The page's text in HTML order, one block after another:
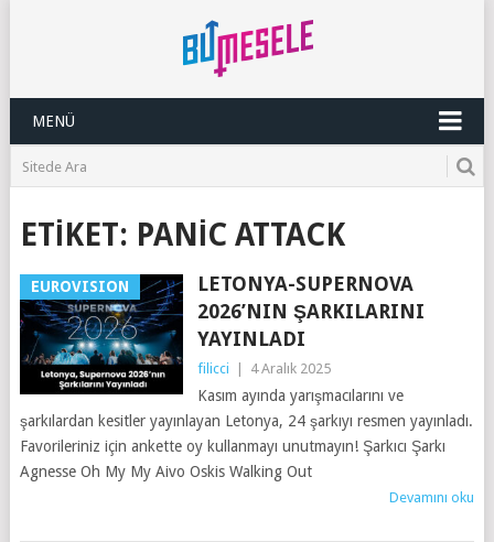
MENÜ
ETIKET: PANIC ATTACK
EUROVISION
LETONYA-SUPERNOVA
2026’NIN ŞARKILARINI
YAYINLADI
filicci 4 Aralık 2025
Kasım ayında yarışmacılarını ve
şarkılardan kesitler yayınlayan Letonya, 24 şarkıyı resmen yayınladı.
Favorileriniz için ankette oy kullanmayı unutmayın! Şarkıcı Şarkı
Agnesse Oh My My Aivo Oskis Walking Out
Devamını oku